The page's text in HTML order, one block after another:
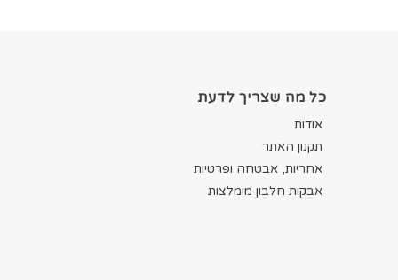
כל מה שצריך לדעת
אודות
תקנון האתר
אחריות, אבטחה ופרטיות
אבקות חלבון מומלצות